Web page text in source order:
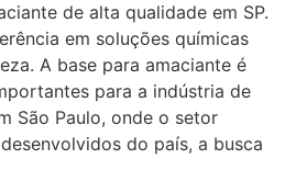
de alta qualidade em SP.
em soluções químicas
A base para amaciante é
para a indústria de
São Paulo, onde o setor
do país, a busca